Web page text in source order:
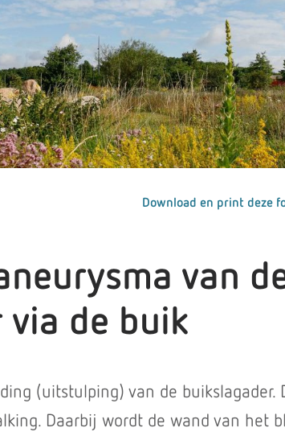
Download en print deze
van
via de buik
(uitstulping) van de buikslagader.
Daarbij wordt de wand van het